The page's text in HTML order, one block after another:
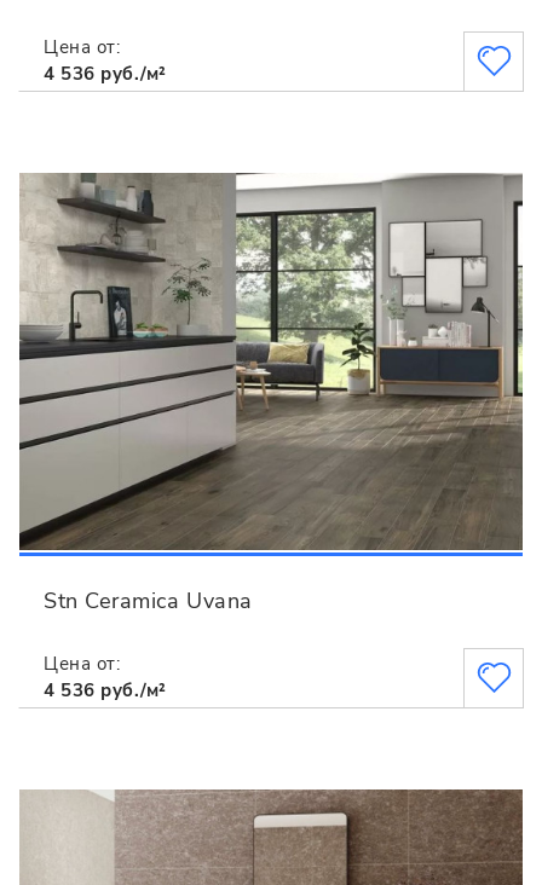
Цена от:
4 536 руб./м²
Stn Ceramica Uvana
Цена от:
4 536 руб./м²